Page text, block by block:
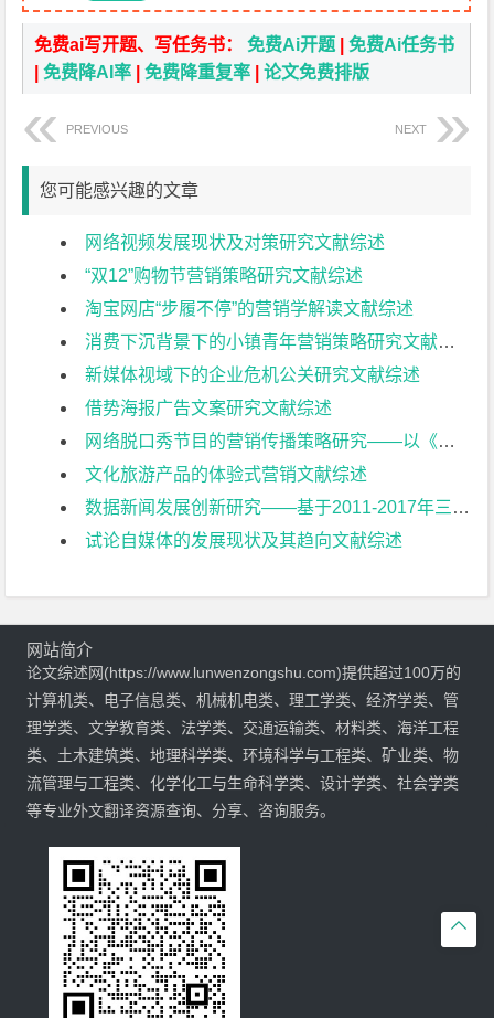
免费ai写开题、写任务书：免费Ai开题 |免费Ai任务书
|免费降AI率 |免费降重复率 |论文免费排版
PREVIOUS NEXT
您可能感兴趣的文章
网络视频发展现状及对策研究文献综述
“双12”购物节营销策略研究文献综述
淘宝网店“步履不停”的营销学解读文献综述
消费下沉背景下的小镇青年营销策略研究文献综述
新媒体视域下的企业危机公关研究文献综述
借势海报广告文案研究文献综述
网络脱口秀节目的营销传播策略研究——以《吐槽大会》为例文献综述
文化旅游产品的体验式营销文献综述
数据新闻发展创新研究——基于2011-2017年三大互联网数据平台的内容分析文献综述
试论自媒体的发展现状及其趋向文献综述

网站简介
论文综述网(https://www.lunwenzongshu.com)提供超过100万的
计算机类、电子信息类、机械机电类、理工学类、经济学类、管
理学类、文学教育类、法学类、交通运输类、材料类、海洋工程
类、土木建筑类、地理科学类、环境科学与工程类、矿业类、物
流管理与工程类、化学化工与生命科学类、设计学类、社会学类
等专业外文翻译资源查询、分享、咨询服务。